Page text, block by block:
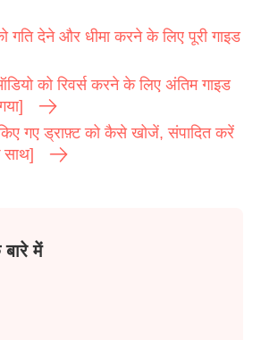
गति देने और धीमा करने के लिए पूरी गाइड
को रिवर्स करने के लिए अंतिम गाइड
गए ड्राफ़्ट को कैसे खोजें, संपादित करें
में